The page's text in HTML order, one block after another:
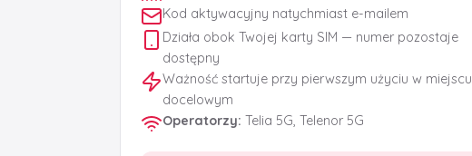
Kod aktywacyjny natychmiast e-mailem
Działa obok Twojej karty SIM — numer pozostaje
dostępny
Ważność startuje przy pierwszym użyciu w miejscu
docelowym
Operatorzy: Telia 5G, Telenor 5G